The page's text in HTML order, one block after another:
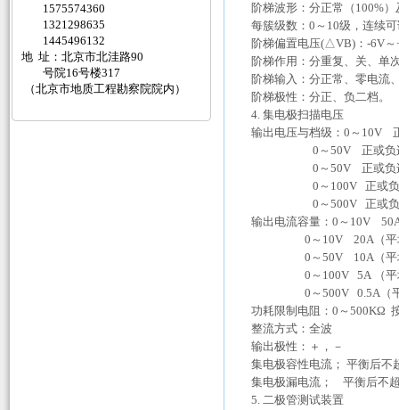
1575574360
1321298635
1445496132
地 址：北京市北洼路90
号院16号楼317
（北京市地质工程勘察院院内）
阶梯波形：分正常（100%
每簇级数：0～10级，连续
阶梯偏置电压(△VB)：-6V～
阶梯作用：分重复、关、单
阶梯输入：分正常、零电流
阶梯极性：分正、负二档。
4. 集电极扫描电压
输出电压与档级：0～10V
0～50V 正或负连
0～50V 正或负连
0～100V 正或负连
0～500V 正或负连
输出电流容量：0～10V
0～10V 20A（平
0～50V 10A（平
0～100V 5A （平
0～500V 0.5A（平
功耗限制电阻：0～500KΩ
整流方式：全波
输出极性：＋，－
集电极容性电流； 平衡后不
集电极漏电流； 平衡后不
5. 二极管测试装置